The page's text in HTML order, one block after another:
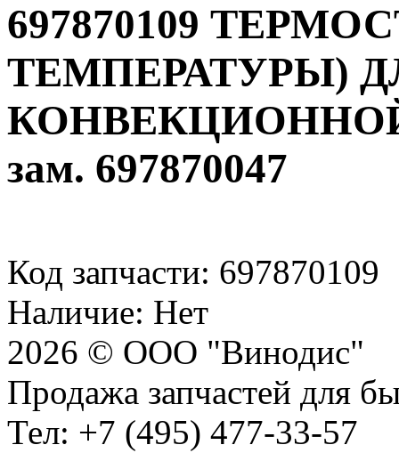
697870109
ТЕМПЕРАТУРЫ)
КОНВЕКЦИОННОЙ
зам. 697870047
Код запчасти: 697870109
Наличие: Нет
2026 © ООО "Винодис"
Продажа запчастей для
Тел: +7 (495) 477-33-57